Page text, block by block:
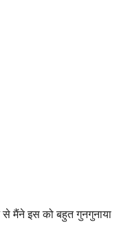
मैंने इस को बहुत गुनगुनाया